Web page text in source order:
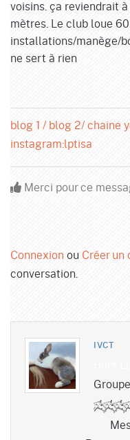
voisins. ça reviendrait
mètres. Le club loue
installations/manège/
ne sert à rien
blog 1 / blog 2/chaine
instagram:lptisa
Merci pour ce
Connexionou Créer un
conversation.
IVCT